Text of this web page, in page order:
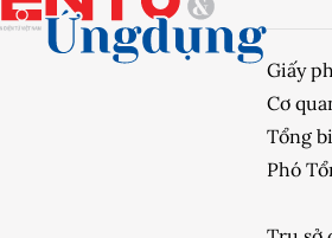
Giấy
Cơ
Tổng
Phó